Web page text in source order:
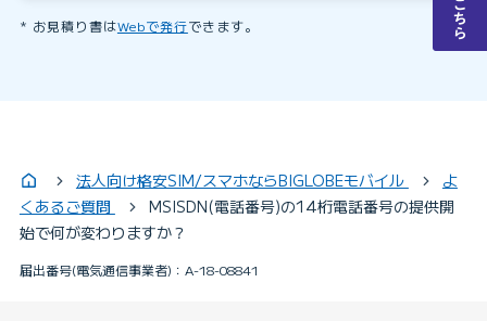
お見積り書はWebで発行できます。
法人向け格安SIM/スマホならBIGLOBEモバイル
よ
くあるご質問
MSISDN(電話番号)の14桁電話番号の提供開
始で何が変わりますか？
届出番号(電気通信事業者)：A-18-08841